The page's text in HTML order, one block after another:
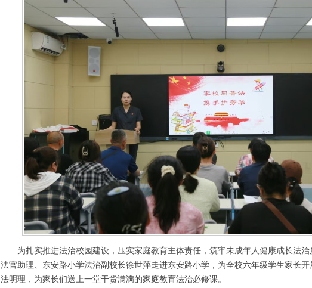
为扎实推进法治校园建设，压实家庭教育主体责任，筑牢未成年人健康成长法治
法官助理、东安路小学法治副校长徐世萍走进东安路小学，为全校六年级学生家长
法明理，为家长们送上一堂干货满满的家庭教育法治必修课。